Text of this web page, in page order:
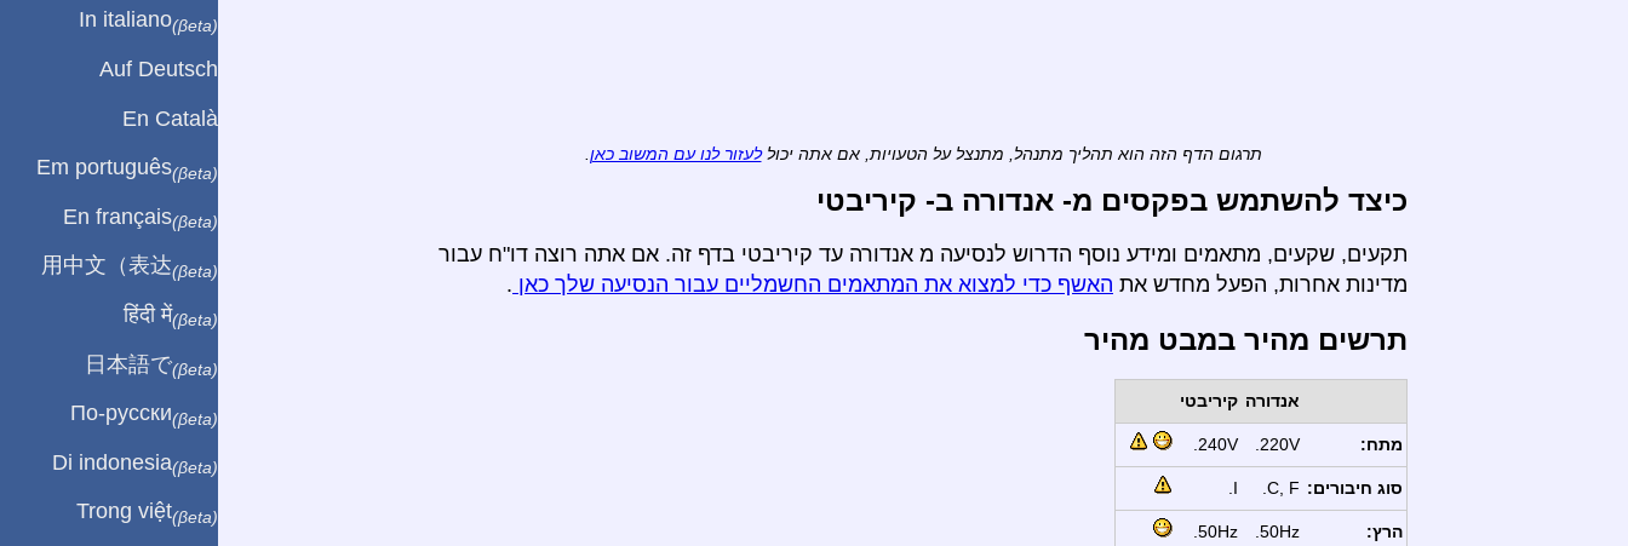
תרגום הדף הזה הוא תהליך מתנהל, מתנצל על הטעויות, אם אתה יכוללעזור לנו עם המשוב כאן
כיצד להשתמש בפקסים מ- אנדורה ב- קיריבטי
תקעים, שקעים, מתאמים ומידע נוסף הדרוש לנסיעה מ אנדורה עד קיריבטי בדף זה. אם אתה רוצה דו"ח עבור
מדינות אחרות, הפעל מחדש את האשף כדי למצוא את המתאמים החשמליים עבור הנסיעה שלך כאן .
תרשים מהיר במבט מהיר
אנדורה קיריבטי
מתח: 220V.
240V.
סוג חיבורים: C, F.
I.
הרץ: 50Hz.
50Hz.
In italiano(βeta)
Auf Deutsch
En Català
Em português(βeta)
En français(βeta)
用中文（表达(βeta)
हिंदी में(βeta)
日本語で(βeta)
По-русски(βeta)
Di indonesia(βeta)
Trong việt(βeta)